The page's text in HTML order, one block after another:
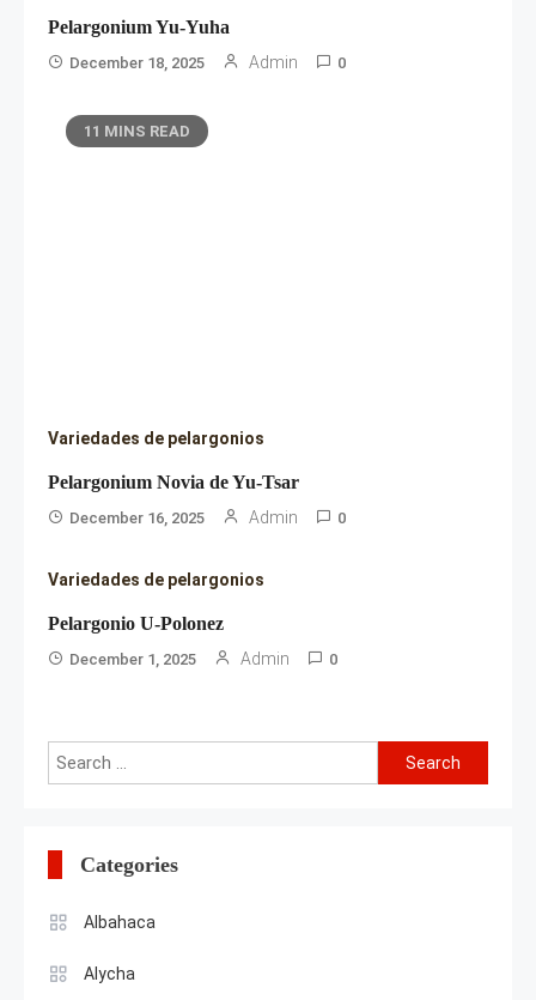
Pelargonium Yu-Yuha
December 18, 2025 Admin 0
11 MINS READ
Variedades de pelargonios
Pelargonium Novia de Yu-Tsar
December 16, 2025 Admin 0
Variedades de pelargonios
Pelargonio U-Polonez
December 1, 2025 Admin 0
Search
for:
Categories
Albahaca
Alycha